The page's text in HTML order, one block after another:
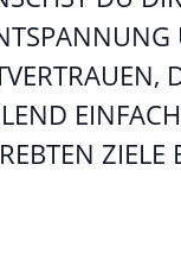
EINFACH
ZIELE